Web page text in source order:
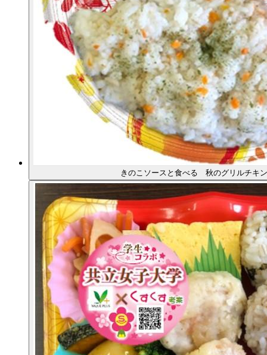
きのこソースと食べる 秋のグリルチキ